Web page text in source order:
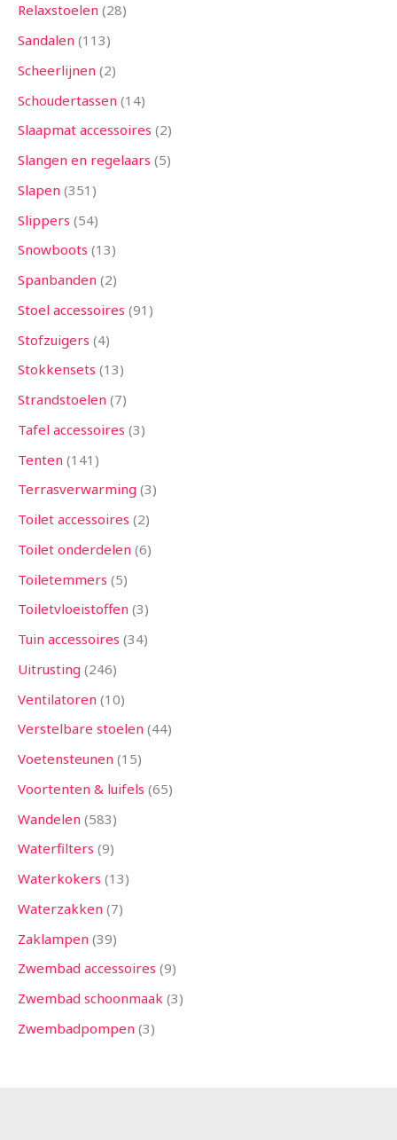
Relaxstoelen 28
Sandalen 113
Scheerlijnen 2
Schoudertassen 14
Slaapmat accessoires 2
Slangen en regelaars 5
Slapen 351
Slippers 54
Snowboots 13
Spanbanden 2
Stoel accessoires 91
Stofzuigers 4
Stokkensets 13
Strandstoelen 7
Tafel accessoires 3
Tenten 141
Terrasverwarming 3
Toilet accessoires 2
Toilet onderdelen 6
Toiletemmers 5
Toiletvloeistoffen 3
Tuin accessoires 34
Uitrusting 246
Ventilatoren 10
Verstelbare stoelen 44
Voetensteunen 15
Voortenten & luifels 65
Wandelen 583
Waterfilters 9
Waterkokers 13
Waterzakken 7
Zaklampen 39
Zwembad accessoires 9
Zwembad schoonmaak 3
Zwembadpompen 3